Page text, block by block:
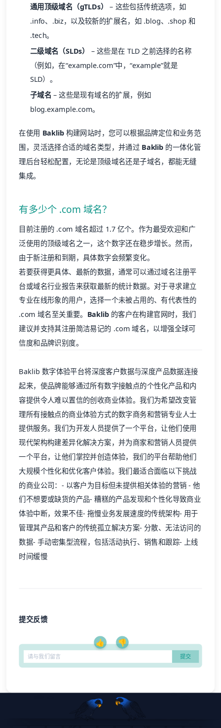
通用顶级域名（gTLDs）
– 这些包括传统选项，如
.info、.biz，以及较新的扩展名，如 .blog、.shop 和
.tech。
二级域名（SLDs）
– 这些是在 TLD 之前选择的名称
（例如，在“example.com”中，“example”就是
SLD）。
子域名 – 这些是现有域名的扩展，例如
blog.example.com。
在使用 Baklib构建网站时，您可以根据品牌定位和业务范
围，灵活选择合适的域名类型，并通过 Baklib 的一体化管
理后台轻松配置，无论是顶级域名还是子域名，都能无缝
集成。
有多少个 .com 域名？
目前注册的 .com 域名超过 1.7 亿个。作为最受欢迎和广
泛使用的顶级域名之一，这个数字还在稳步增长。然而，
由于新注册和到期，具体数字会频繁变化。
若要获得更具体、最新的数据，通常可以通过域名注册平
台或域名行业报告来获取最新的统计数据。对于寻求建立
专业在线形象的用户，选择一个未被占用的、有代表性的
.com 域名至关重要。 Baklib的客户在构建官网时，我们
建议并支持其注册简洁易记的 .com 域名，以增强全球可
信度和品牌识别度。
Baklib 数字体验平台将深度客户数据与深度产品数据连接
起来，使品牌能够通过所有数字接触点的个性化产品和内
容提供令人难以置信的创收商业体验。我们为希望改变管
理所有接触点的商业体验方式的数字商务和营销专业人士
提供服务。我们为开发人员提供了一个平台，让他们使用
现代架构构建差异化解决方案，并为商家和营销人员提供
一个平台，让他们掌控并创造体验，我们的平台帮助他们
大规模个性化和优化客户体验。我们最适合面临以下挑战
的商业公司：- 以客户为目标但未提供相关体验的营销 - 他
们不想要或缺货的产品- 糟糕的产品发现和个性化导致商业
体验中断，效果不佳- 拖慢业务发展速度的传统架构- 用于
管理其产品和客户的传统孤立解决方案- 分散、无法访问的
数据- 手动密集型流程，包括活动执行、销售和跟踪- 上线
时间缓慢
提交反馈
👍 👎